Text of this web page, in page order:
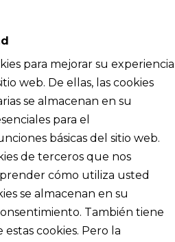
para mejorar su experiencia
web. De ellas, las cookies
se almacenan en su
para el
básicas del sitio web.
de terceros que nos
cómo utiliza usted
se almacenan en su
También tiene
cookies. Pero la